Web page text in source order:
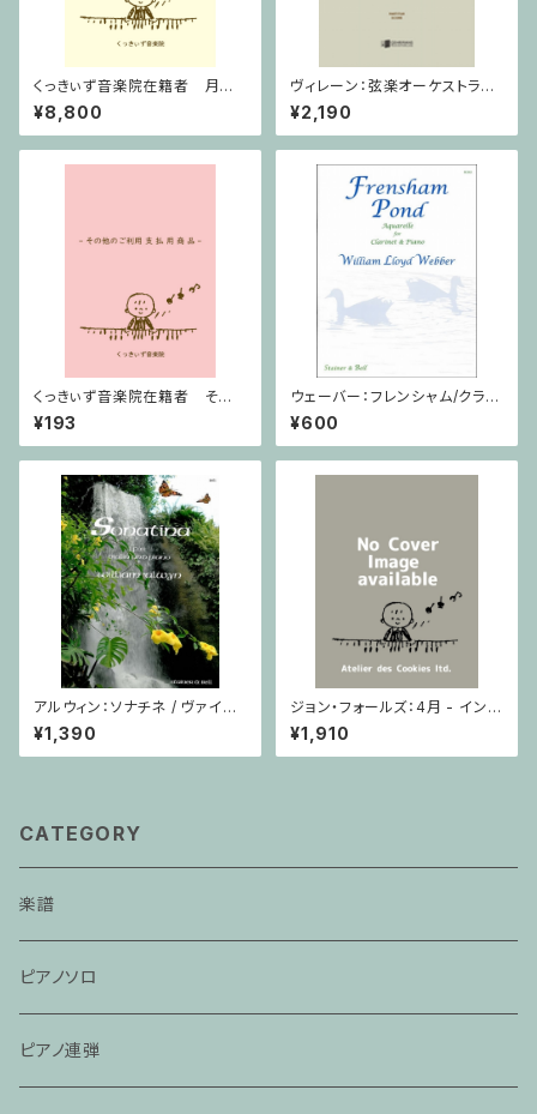
くっきぃず音楽院在籍者 月謝
支払用商品 ピアノ科 ３０分
¥8,800
ヴィレーン：弦楽オーケストラの
ための セレナード Op.11 / ミ
ニチュアスコア
¥2,190
くっきぃず音楽院在籍者 その
他のご利用支払用商品 ５せん
ノート
¥193
ウェーバー：フレンシャム/クラリ
ネット・ピアノ
¥600
アルウィン：ソナチネ / ヴァイオ
リン・ピアノ
¥1,390
ジョン・フォールズ：4月 - イング
ランド / ピアノソロ
¥1,910
CATEGORY
楽譜
ピアノソロ
ピアノ連弾